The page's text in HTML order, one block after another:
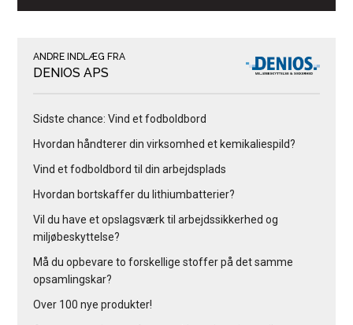
ANDRE INDLÆG FRA
DENIOS APS
Sidste chance: Vind et fodboldbord
Hvordan håndterer din virksomhed et kemikaliespild?
Vind et fodboldbord til din arbejdsplads
Hvordan bortskaffer du lithiumbatterier?
Vil du have et opslagsværk til arbejdssikkerhed og
miljøbeskyttelse?
Må du opbevare to forskellige stoffer på det samme
opsamlingskar?
Over 100 nye produkter!